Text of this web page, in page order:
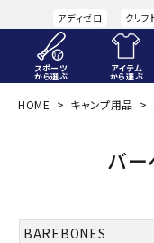
アディゼロ クリフ
スポーツ
から選ぶ
アイテム
から選ぶ
ACCOUNT MENU
スポーツから選ぶ
HOME キャンプ用品
バー
BAREBONES